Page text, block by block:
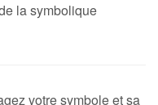
la symbolique
votre symbole et sa